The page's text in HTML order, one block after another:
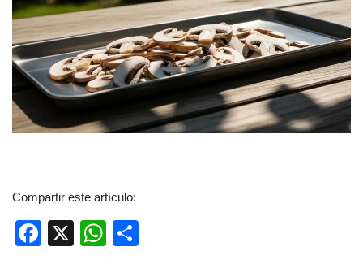
Compartir este artículo:
F
X
W